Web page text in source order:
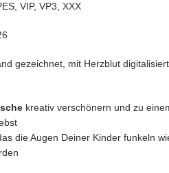
VIP, VP3, XXX
gezeichnet, mit Herzblut
kreativ verschönern und zu
die Augen Deiner Kinder funkeln